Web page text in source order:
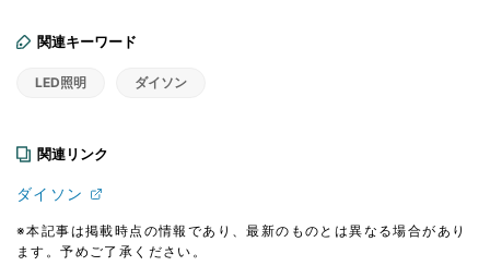
関連キーワード
LED照明 ダイソン
関連リンク
ダイソン
※本記事は掲載時点の情報であり、最新のものとは異なる場合があり
ます。予めご了承ください。